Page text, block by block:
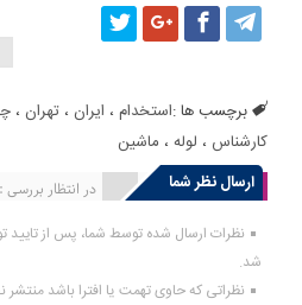
برچسب ها :استخدام ، ایران ،تهران ،
کارشناس ، لوله ، ماشین
ارسال نظر شما
در انتظار بررسی : 0 انتشار یافته : 0
نظرات ارسال شده توسط شما، پس از
شد.
نظراتی که حاوی تهمت یا افترا باشد